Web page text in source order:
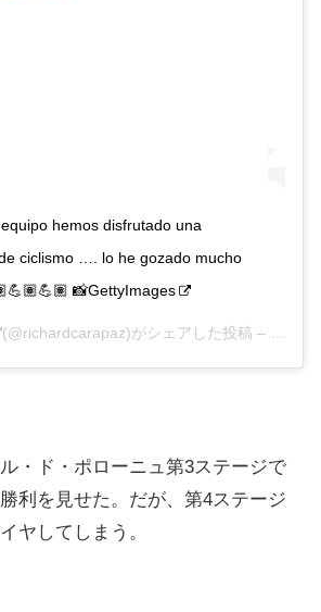
hemos disfrutado una
ciclismo …. lo he gozado mucho
📸GettyImages
(@richardcarapaz)がシェアした投稿 –
・ド・ポローニュ第3ステージで
利を見せた。だが、第4ステージ
ヤしてしまう。